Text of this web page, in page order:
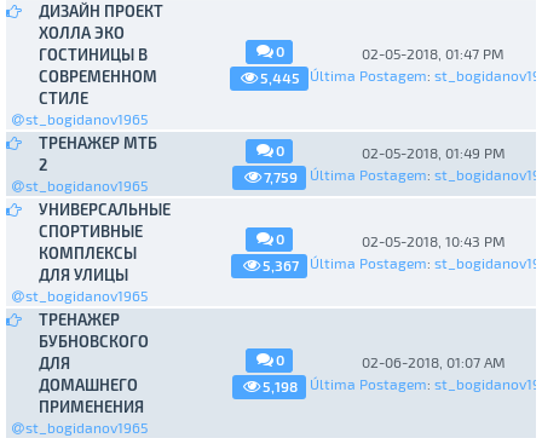
ДИЗАЙН ПРОЕКТ
ХОЛЛА ЭКО
ГОСТИНИЦЫ В
СОВРЕМЕННОМ
СТИЛЕ
st_bogidanov1965
0
5,445
02-05-2018, 01:47 PM
Última Postagem:
ТРЕНАЖЕР МТБ
2
st_bogidanov1965
0
7,759
02-05-2018, 01:49 PM
Última Postagem:
УНИВЕРСАЛЬНЫЕ
СПОРТИВНЫЕ
КОМПЛЕКСЫ
ДЛЯ УЛИЦЫ
st_bogidanov1965
0
5,367
02-05-2018, 10:43 PM
Última Postagem:
ТРЕНАЖЕР
БУБНОВСКОГО
ДЛЯ
ДОМАШНЕГО
ПРИМЕНЕНИЯ
st_bogidanov1965
0
5,198
02-06-2018, 01:07 AM
Última Postagem: